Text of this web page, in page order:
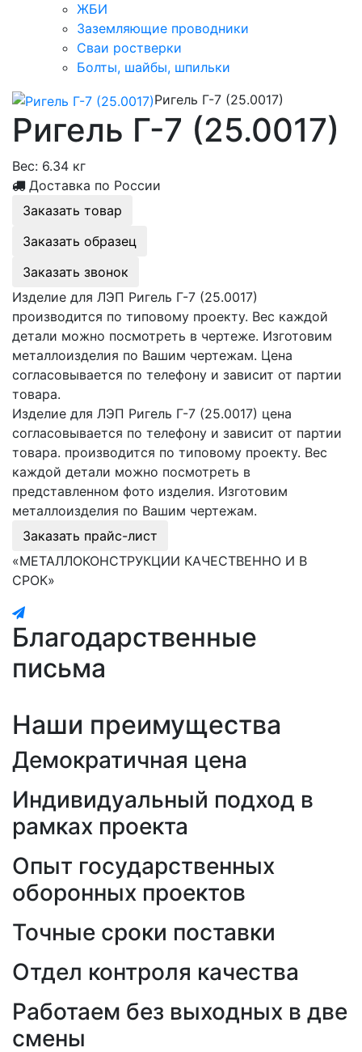
ЖБИ
Заземляющие проводники
Сваи ростверки
Болты, шайбы, шпильки
Ригель Г-7 (25.0017)
Ригель Г-7 (25.0017)
Вес: 6.34 кг
Доставка по России
Заказать товар
Заказать образец
Заказать звонок
Изделие для ЛЭП Ригель Г-7 (25.0017)
производится по типовому проекту. Вес каждой
детали можно посмотреть в чертеже. Изготовим
металлоизделия по Вашим чертежам. Цена
согласовывается по телефону и зависит от партии
товара.
Изделие для ЛЭП Ригель Г-7 (25.0017) цена
согласовывается по телефону и зависит от партии
товара. производится по типовому проекту. Вес
каждой детали можно посмотреть в
представленном фото изделия. Изготовим
металлоизделия по Вашим чертежам.
Заказать прайс-лист
«МЕТАЛЛОКОНСТРУКЦИИ КАЧЕСТВЕННО И В
СРОК»
Благодарственные
письма
Наши преимущества
Демократичная цена
Индивидуальный подход в
рамках проекта
Опыт государственных
оборонных проектов
Точные сроки поставки
Отдел контроля качества
Работаем без выходных в две
смены